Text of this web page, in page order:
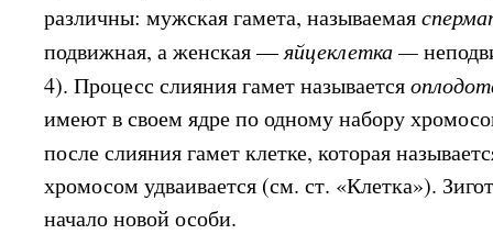
различны: мужская гамета, называемая
подвижная, а женская —яйцеклетка —
4). Процесс слияния гамет называется
имеют в своем ядре по одному набору
после слияния гамет клетке, которая
хромосом удваивается (см. ст. «Клетка»).
начало новой особи.